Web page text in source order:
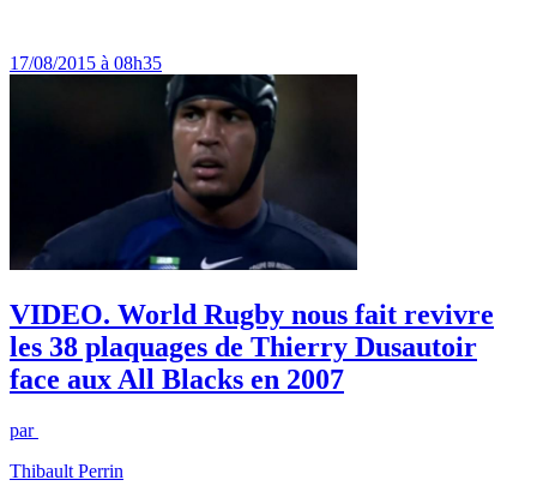
17/08/2015 à 08h35
VIDEO. World Rugby nous fait revivre
les 38 plaquages de Thierry Dusautoir
face aux All Blacks en 2007
par
Thibault Perrin